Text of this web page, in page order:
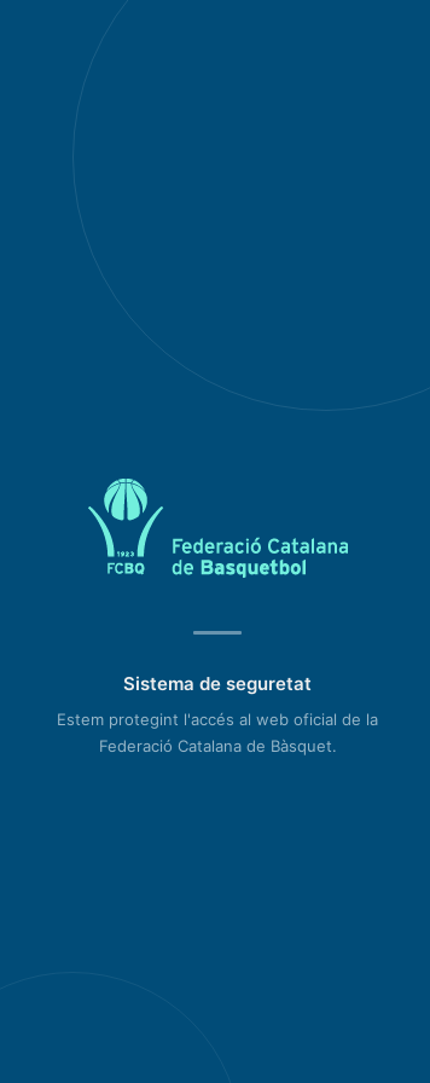
Sistema de seguretat
Estem protegint l'accés al web oficial de la
Federació Catalana de Bàsquet.